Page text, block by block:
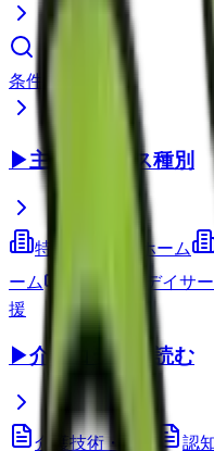
条件で検索
▶主要サービス種別
特別養護老人ホーム
ーム
通所介護(デイサー
援
▶介護コラムを読む
介護技術・ケア 認